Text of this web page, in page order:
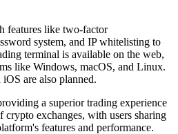
features like two-factor
system, and IP whitelisting to
terminal is available on the web,
like Windows, macOS, and Linux.
are also planned.
a superior trading experience
crypto exchanges, with users sharing
features and performance.